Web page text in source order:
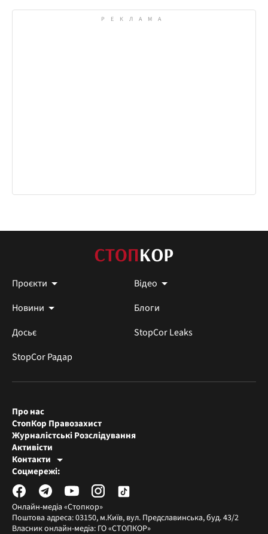
Проєкти
Відео
Новини
Блоги
Досьє
StopCor Leaks
StopCor Радар
Онлайн-медіа «Стопкор»
Поштова адреса: 03150, м.Київ, вул. Предславинська, буд. 43/2
Власник онлайн-медіа: ГО «СТОПКОР»
Про нас
СтопКор Правозахист
Журналістські Розслідування
Активісти
Контакти
Редакція СтопКора
Журналісти-розслідувачі
Соцмережі: